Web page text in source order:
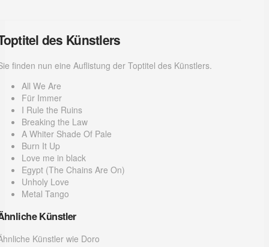
des Künstlers
finden nun eine Auflistung der Toptitel des Künstlers.
All We Are
Für Immer
I Rule the Ruins
Breaking the Law
A Whiter Shade Of Pale
Burn It Up
Love me in black
Egypt (The Chains Are On)
Unholy Love
Metal Tango
Künstler
Künstler wie Doro